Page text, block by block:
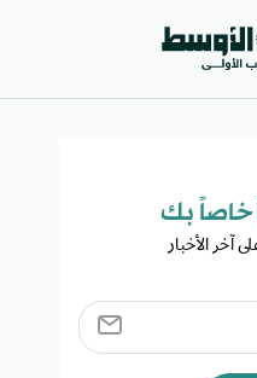
خاصاً بك​
آخر الأخبار